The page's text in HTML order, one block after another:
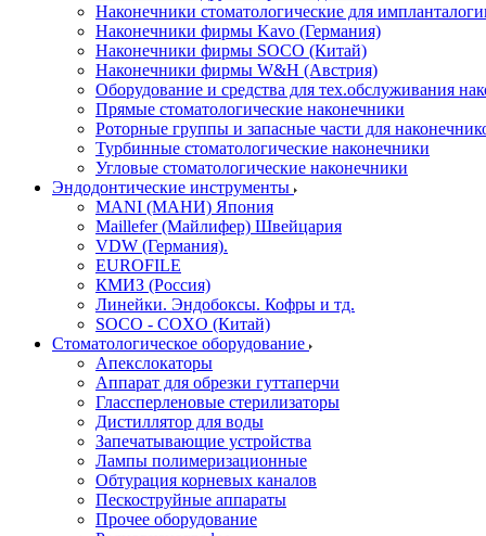
Наконечники стоматологические для
Наконечники фирмы Kavo (Германия)
Наконечники фирмы SOCO (Китай)
Наконечники фирмы W&H (Австрия)
Оборудование и средства для тех.обслуживания
Прямые стоматологические наконечники
Роторные группы и запасные части для
Турбинные стоматологические наконечники
Угловые стоматологические наконечники
Эндодонтические инструменты
MANI (МАНИ) Япония
Maillefer (Майлифер) Швейцария
VDW (Германия).
EUROFILE
КМИЗ (Россия)
Линейки. Эндобоксы. Кофры и тд.
SOCO - COXO (Китай)
Стоматологическое оборудование
Апекслокаторы
Аппарат для обрезки гуттаперчи
Глассперленовые стерилизаторы
Дистиллятор для воды
Запечатывающие устройства
Лампы полимеризационные
Обтурация корневых каналов
Пескоструйные аппараты
Прочее оборудование